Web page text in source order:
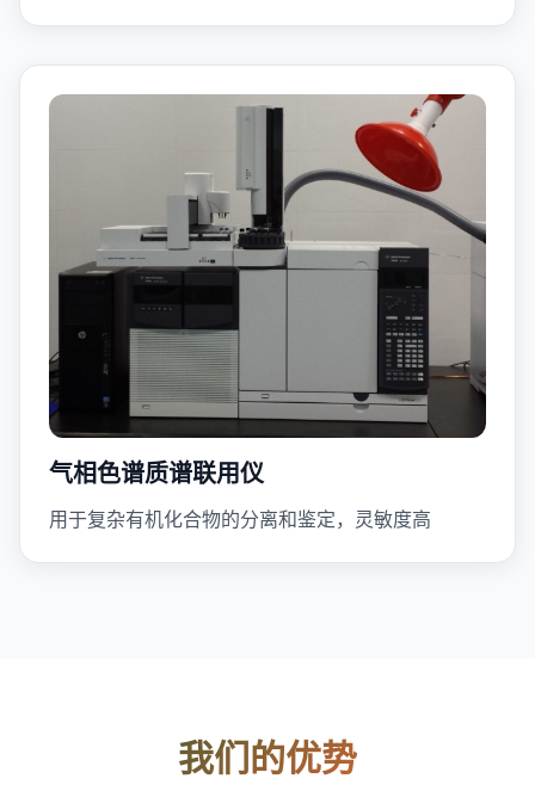
气相色谱质谱联用仪
用于复杂有机化合物的分离和鉴定，灵敏度高
我们的优势